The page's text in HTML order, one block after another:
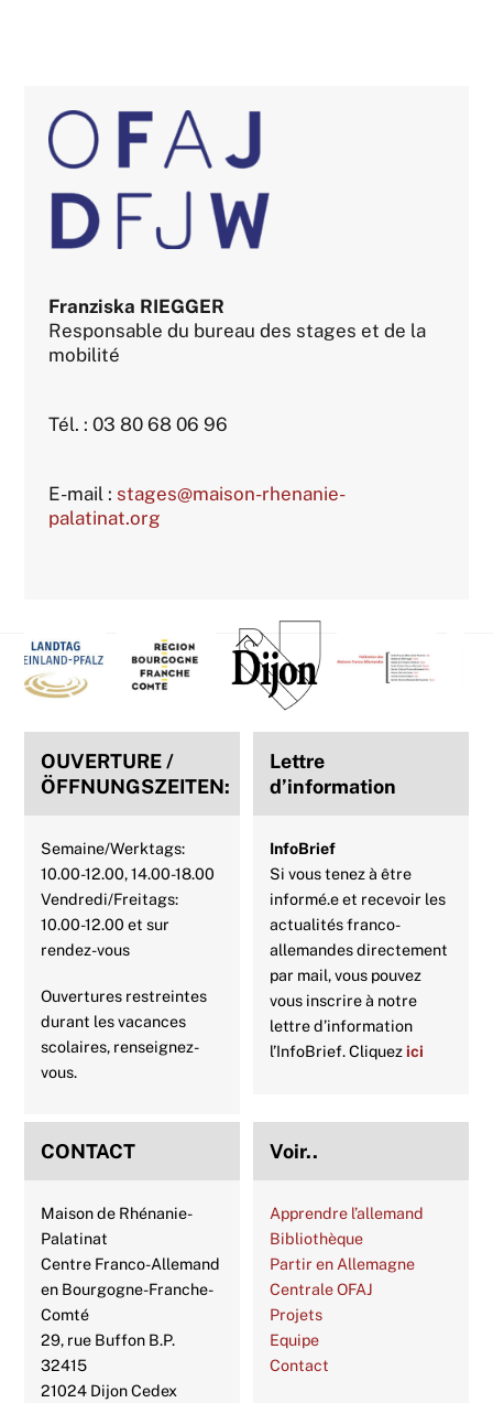
Franziska RIEGGER
Responsable du bureau des stages et de la
mobilité
Tél. : 03 80 68 06 96
E-mail : stages@maison-rhenanie-
palatinat.org
Back
To
Top
OUVERTURE /
ÖFFNUNGSZEITEN:
Semaine/Werktags:
10.00-12.00, 14.00-18.00
Vendredi/Freitags:
10.00-12.00 et sur
rendez-vous
Ouvertures restreintes
durant les vacances
scolaires, renseignez-
vous.
Lettre
d’information
InfoBrief
Si vous tenez à être
informé.e et recevoir les
actualités franco-
allemandes directement
par mail, vous pouvez
vous inscrire à notre
lettre d’information
l’InfoBrief. Cliquezici
CONTACT
Maison de Rhénanie-
Palatinat
Centre Franco-Allemand
en Bourgogne-Franche-
Comté
29, rue Buffon B.P.
32415
21024 Dijon Cedex
Voir..
Apprendre l’allemand
Bibliothèque
Partir en Allemagne
Centrale OFAJ
Projets
Equipe
Contact